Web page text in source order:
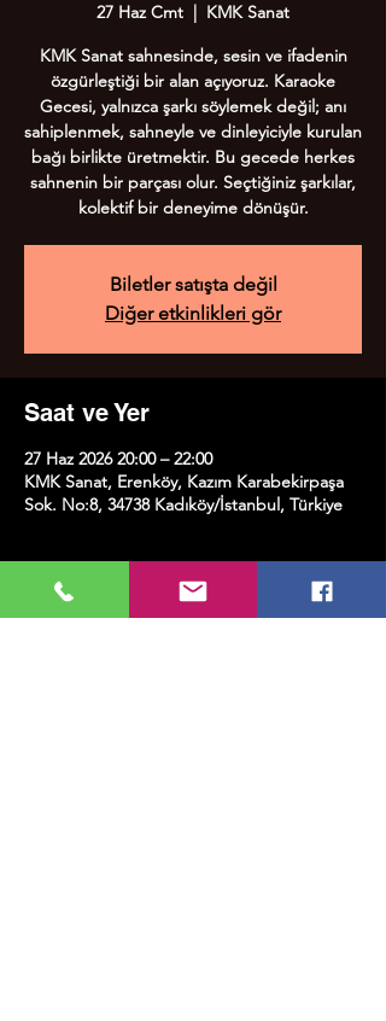
27 Haz Cmt
  |
KMK Sanat
KMK Sanat sahnesinde, sesin ve ifadenin
özgürleştiği bir alan açıyoruz. Karaoke
Gecesi, yalnızca şarkı söylemek değil; anı
sahiplenmek, sahneyle ve dinleyiciyle kurulan
bağı birlikte üretmektir. Bu gecede herkes
sahnenin bir parçası olur. Seçtiğiniz şarkılar,
kolektif bir deneyime dönüşür.
Biletler satışta değil
Diğer etkinlikleri gör
Saat ve Yer
27 Haz 2026 20:00 – 22:00
KMK Sanat, Erenköy, Kazım Karabekirpaşa
Sok. No:8, 34738 Kadıköy/İstanbul, Türkiye
Etkinlik hakkında
Azra Topal(v)